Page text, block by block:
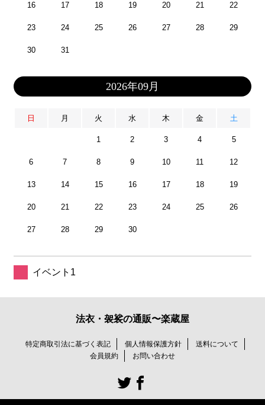
16 17 18 19 20 21 22
23 24 25 26 27 28 29
30 31
2026年09月
日 月 火 水 木 金 土
1 2 3 4 5
6 7 8 9 10 11 12
13 14 15 16 17 18 19
20 21 22 23 24 25 26
27 28 29 30
イベント1
法衣・袈裟の通販〜楽蔵屋
特定商取引法に基づく表記 個人情報保護方針
送料について
会員規約
お問い合わせ